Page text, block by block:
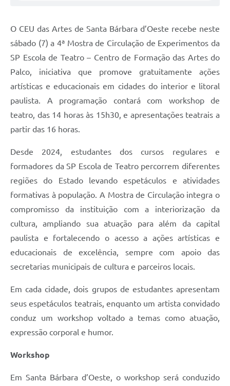
Contato
Plano de Contratações Anuais
O CEU das Artes de Santa Bárbara d’Oeste recebe neste
sábado (7) a 4ª Mostra de Circulação de Experimentos da
SP Escola de Teatro – Centro de Formação das Artes do
Palco, iniciativa que promove gratuitamente ações
artísticas e educacionais em cidades do interior e litoral
paulista. A programação contará com workshop de
teatro, das 14 horas às 15h30, e apresentações teatrais a
partir das 16 horas.
Desde 2024, estudantes dos cursos regulares e
formadores da SP Escola de Teatro percorrem diferentes
regiões do Estado levando espetáculos e atividades
formativas à população. A Mostra de Circulação integra o
compromisso da instituição com a interiorização da
cultura, ampliando sua atuação para além da capital
paulista e fortalecendo o acesso a ações artísticas e
educacionais de excelência, sempre com apoio das
secretarias municipais de cultura e parceiros locais.
Em cada cidade, dois grupos de estudantes apresentam
seus espetáculos teatrais, enquanto um artista convidado
conduz um workshop voltado a temas como atuação,
expressão corporal e humor.
Workshop
Em Santa Bárbara d’Oeste, o workshop será conduzido